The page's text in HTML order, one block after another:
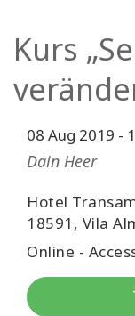
Neuigkeiten
KONTAKT
SUCHE
Kurs
08 Aug 2019 -
Dain Heer
Hotel
18591, Vila
Online -